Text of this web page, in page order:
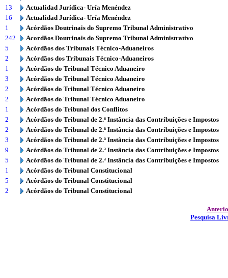
13
Actualidad Jurídica- Uría Menéndez
16
Actualidad Jurídica- Uría Menéndez
1
Acórdãos Doutrinais do Supremo Tribunal Administrativo
242
Acordãos Doutrinais do Supremo Tribunal Administrativo
5
Acórdãos dos Tribunais Técnico-Aduaneiros
2
Acórdãos dos Tribunais Técnico-Aduaneiros
1
Acórdãos do Tribunal Técnico Aduaneiro
3
Acórdãos do Tribunal Técnico Aduaneiro
2
Acórdãos do Tribunal Técnico Aduaneiro
2
Acórdãos do Tribunal Técnico Aduaneiro
1
Acórdãos do Tribunal dos Conflitos
2
Acórdãos do Tribunal de 2.ª Instância das Contribuições e Impostos
2
Acórdãos do Tribunal de 2.ª Instância das Contribuições e Impostos
3
Acórdãos do Tribunal de 2.ª Instância das Contribuições e Impostos
9
Acórdãos do Tribunal de 2.ª Instância das Contribuições e Impostos
5
Acórdãos do Tribunal de 2.ª Instância das Contribuições e Impostos
1
Acórdãos do Tribunal Constitucional
5
Acórdãos do Tribunal Constitucional
2
Acórdãos do Tribunal Constitucional
Pesquisa